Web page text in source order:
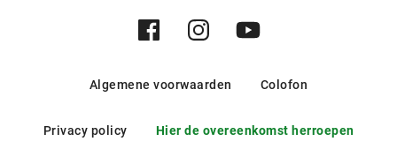
Algemene voorwaarden Colofon
Privacy policy Hier de overeenkomst herroepen